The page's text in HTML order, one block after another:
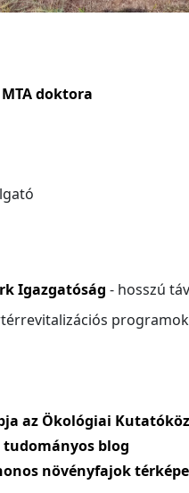
doktora
Igazgatóság - hosszú
programok
az Ökológiai
blog
növényfajok